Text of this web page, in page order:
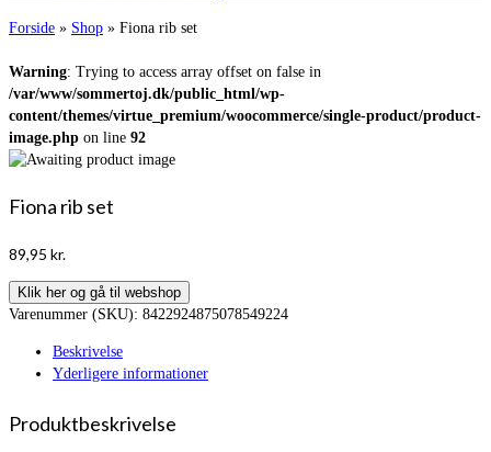
Forside » Shop » Fiona rib set
Warning: Trying to access array offset on false in
/var/www/sommertoj.dk/public_html/wp-
content/themes/virtue_premium/woocommerce/single-product/product-
image.php on line 92
Fiona rib set
89,95 kr.
Klik her og gå til webshop
Varenummer (SKU): 8422924875078549224
Beskrivelse
Yderligere informationer
Produktbeskrivelse